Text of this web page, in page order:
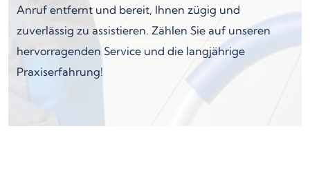
Anruf entfernt und bereit, Ihnen zügig und
zuverlässig zu assistieren. Zählen Sie auf unseren
hervorragenden Service und die langjährige
Praxiserfahrung!